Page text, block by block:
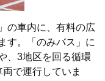
の車内に、有料の広
す。「のみバス」に
、3地区を回る循環
で運行していま